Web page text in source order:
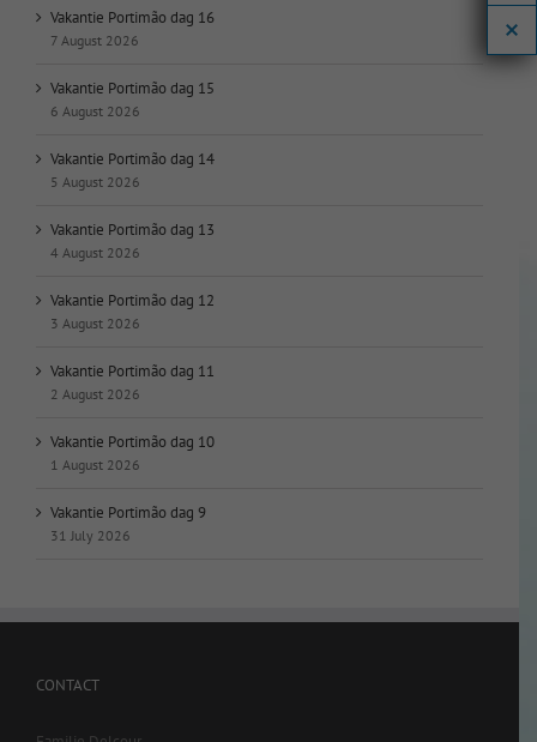
op
datum:
Vakantie Portimão dag 16
7 August 2026
Vakantie Portimão dag 15
6 August 2026
Vakantie Portimão dag 14
5 August 2026
Vakantie Portimão dag 13
4 August 2026
Vakantie Portimão dag 12
3 August 2026
Vakantie Portimão dag 11
2 August 2026
Vakantie Portimão dag 10
1 August 2026
Vakantie Portimão dag 9
31 July 2026
CONTACT